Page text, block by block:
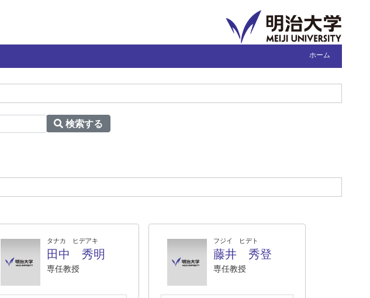
ホーム
検索する
タナカ ヒデアキ
田中 秀明
専任教授
フジイ ヒデト
藤井 秀登
専任教授